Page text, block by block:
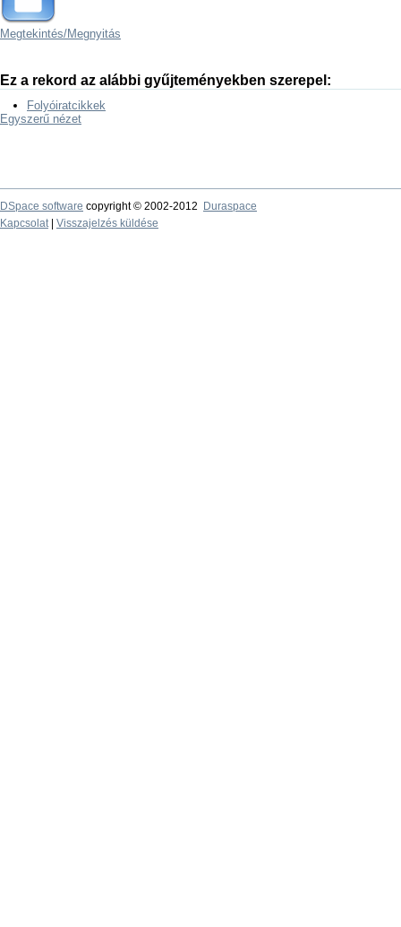
Megtekintés/Megnyitás
Ez a rekord az alábbi gyűjteményekben szerepel:
Folyóiratcikkek
Egyszerű nézet
DSpace software copyright © 2002-2012
Duraspace
Kapcsolat| Visszajelzés küldése